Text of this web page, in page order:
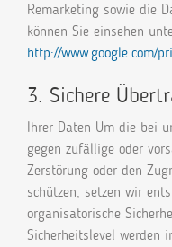
Remarketing sowie die
können Sie einsehen
http://www.google.com/
3. Sichere
Ihrer Daten Um die bei
gegen zufällige oder
Zerstörung oder den
schützen, setzen wir
organisatorische
Sicherheitslevel werden